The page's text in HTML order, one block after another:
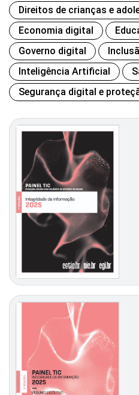
Direitos de crianças e
Economia digital
Governo digital
Inteligência Artificial
Segurança digital e